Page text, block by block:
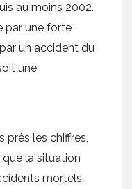
au moins 2002.
par une forte
un accident du
une
près les chiffres,
que la situation
mortels.